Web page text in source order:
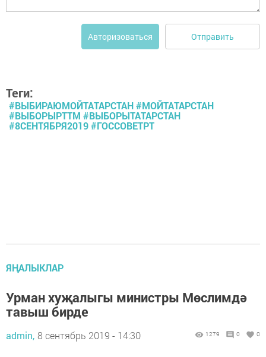
Авторизоваться Отправить
Теги:
#ВЫБИРАЮМОЙТАТАРСТАН #МОЙТАТАРСТАН
#ВЫБОРЫРТТМ #ВЫБОРЫТАТАРСТАН
#8СЕНТЯБРЯ2019 #ГОССОВЕТРТ
ЯҢАЛЫКЛАР
Урман хуҗалыгы министры Мөслимдә
тавыш бирде
admin, 8 сентябрь 2019 - 14:30 1279 0 0